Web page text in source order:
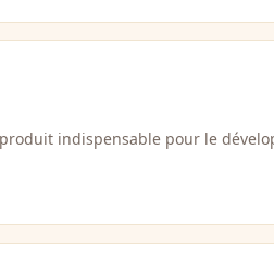
indispensable pour le